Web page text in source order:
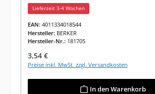
Lieferzeit 3-4 Wochen
EAN: 4011334018544
Hersteller: BERKER
Hersteller-Nr.: 181705
Regulärer Preis:
3,54 €
Preise inkl. MwSt. zzgl. Versandkosten
In den Warenkorb